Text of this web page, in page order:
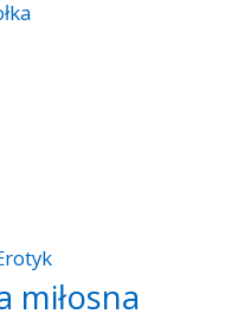
miłosna